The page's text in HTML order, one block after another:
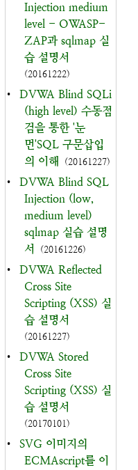
Injection medium
level - OWASP-
ZAP과 sqlmap 실
습 설명서
(20161222)
•
DVWA Blind SQLi
(high level) 수동점
검을 통한 '눈
먼'SQL 구문삽입
의 이해
(20161227)
•
DVWA Blind SQL
Injection (low,
medium level)
sqlmap 실습 설명
서
(20161226)
•
DVWA Reflected
Cross Site
Scripting (XSS) 실
습 설명서
(20161227)
•
DVWA Stored
Cross Site
Scripting (XSS) 실
습 설명서
(20170101)
•
SVG 이미지의
ECMAscript를 이